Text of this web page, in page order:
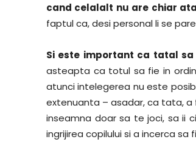
cand celalalt nu are chiar
faptul ca, desi personal li se
Si este important ca tatal
asteapta ca totul sa fie in
atunci intelegerea nu este
extenuanta – asadar, ca tata,
inseamna doar sa te joci, sa ii
ingrijirea copilului si a incerca sa